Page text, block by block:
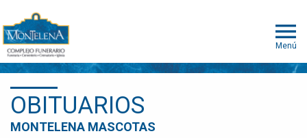
Menú
OBITUARIOS
MONTELENA MASCOTAS